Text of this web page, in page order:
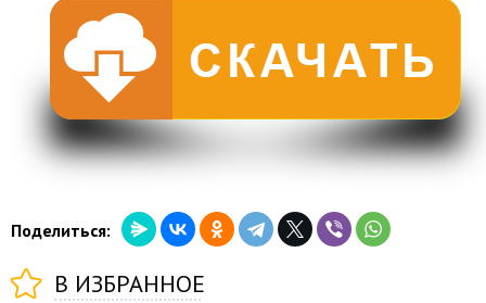
Поделиться:
В ИЗБРАННОЕ